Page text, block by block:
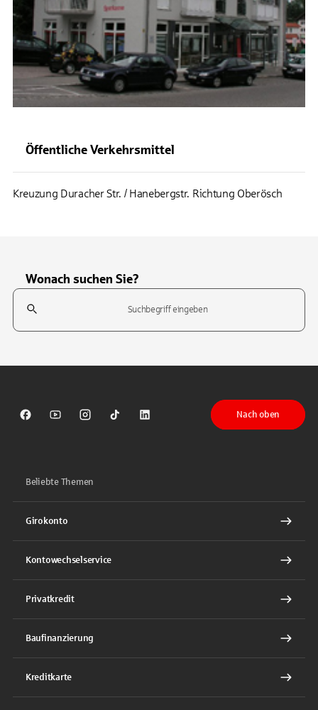
Öffentliche Verkehrsmittel
Kreuzung Duracher Str. / Hanebergstr. Richtung Oberösch
Wonach suchen Sie?
Suchfeld
Sparkasse auf Facebook
Sparkasse auf Youtube
Sparkasse auf Instagram
Sparkasse auf TikTok
Sparkasse auf LinkedIn
Nach oben
Beliebte Themen
Girokonto
Kontowechselservice
Privatkredit
Baufinanzierung
Kreditkarte